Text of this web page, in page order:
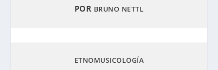
POR BRUNO NETTL
ETNOMUSICOLOGÍA